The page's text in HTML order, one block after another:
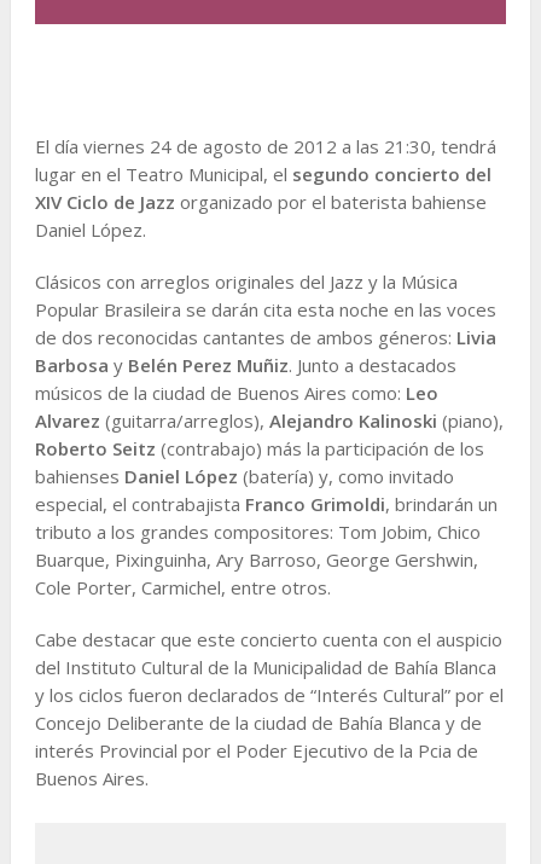
El día viernes 24 de agosto de 2012 a las 21:30, tendrá
lugar en el Teatro Municipal, el segundo concierto del
XIV Ciclo de Jazz organizado por el baterista bahiense
Daniel López.
Clásicos con arreglos originales del Jazz y la Música
Popular Brasileira se darán cita esta noche en las voces
de dos reconocidas cantantes de ambos géneros: Livia
Barbosa yBelén Perez Muñiz. Junto a destacados
músicos de la ciudad de Buenos Aires como: Leo
Alvarez (guitarra/arreglos), Alejandro Kalinoski (piano),
Roberto Seitz (contrabajo) más la participación de los
bahienses Daniel López (batería) y, como invitado
especial, el contrabajista Franco Grimoldi, brindarán un
tributo a los grandes compositores: Tom Jobim, Chico
Buarque, Pixinguinha, Ary Barroso, George Gershwin,
Cole Porter, Carmichel, entre otros.
Cabe destacar que este concierto cuenta con el auspicio
del Instituto Cultural de la Municipalidad de Bahía Blanca
y los ciclos fueron declarados de “Interés Cultural” por el
Concejo Deliberante de la ciudad de Bahía Blanca y de
interés Provincial por el Poder Ejecutivo de la Pcia de
Buenos Aires.